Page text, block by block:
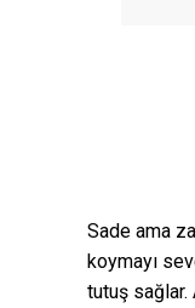
Sade ama
koymayı
tutuş sağlar.